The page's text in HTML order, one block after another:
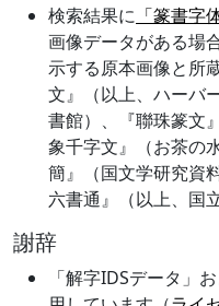
検索結果に 「篆書字
画像データがある場
示する原本画像と所
文』（以上、ハーバ
書館）、『聯珠篆文
象千字文』（お茶の
簡』（国文学研究資
六書通』（以上、国
謝辞
「解字IDSデータ」